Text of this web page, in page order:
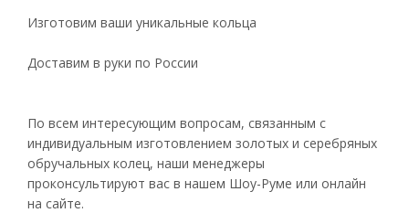
Изготовим ваши уникальные кольца
Доставим в руки по России
По всем интересующим вопросам, связанным с
индивидуальным изготовлением золотых и серебряных
обручальных колец, наши менеджеры
проконсультируют вас в нашем Шоу-Руме или онлайн
на сайте.